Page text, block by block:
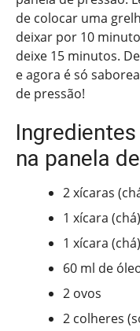
de colocar uma
deixar por 10
deixe 15 minutos.
e agora é só
de pressão!
na panela
2 xícaras
1 xícara
1 xícara
60 ml de
2 ovos
2 colheres